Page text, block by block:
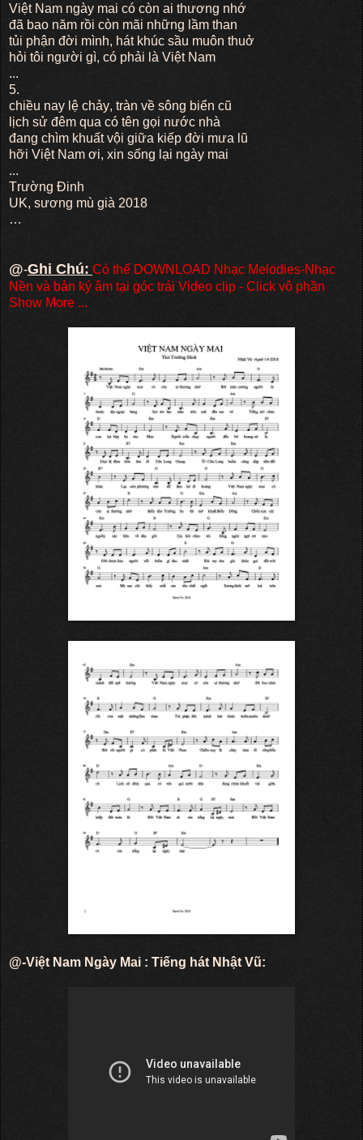
Việt Nam ngày mai có còn ai thương nhớ
đã bao năm rồi còn mãi những lầm than
tủi phận đời mình, hát khúc sầu muôn thuở
hỏi tôi người gì, có phải là Việt Nam
...
5.
chiều nay lệ chảy, tràn về sông biển cũ
lịch sử đêm qua có tên gọi nước nhà
đang chìm khuất vội giữa kiếp đời mưa lũ
hỡi Việt Nam ơi, xin sống lại ngày mai
...
Trường Đinh
UK, sương mù già 2018
…
@-Ghi Chú: Có thể DOWNLOAD Nhạc Melodies-Nhạc
Nền và bản ký âm tại góc trái Video clip - Click vô phần
Show More ...
@-Việt Nam Ngày Mai : Tiếng hát Nhật Vũ: